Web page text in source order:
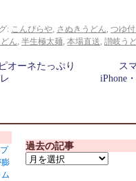
: こんぴらや, さぬきうどん, つゆ付
ん, 半生極太麺, 本場直送, 讃岐う
オーネたっぷり
ス
iPhone
過去の記事